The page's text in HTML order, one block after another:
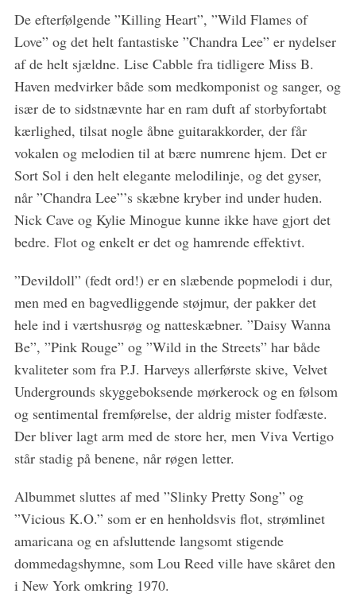
De efterfølgende ”Killing Heart”, ”Wild Flames of
Love” og det helt fantastiske ”Chandra Lee” er nydelser
af de helt sjældne. Lise Cabble fra tidligere Miss B.
Haven medvirker både som medkomponist og sanger, og
især de to sidstnævnte har en ram duft af storbyfortabt
kærlighed, tilsat nogle åbne guitarakkorder, der får
vokalen og melodien til at bære numrene hjem. Det er
Sort Sol i den helt elegante melodilinje, og det gyser,
når ”Chandra Lee”’s skæbne kryber ind under huden.
Nick Cave og Kylie Minogue kunne ikke have gjort det
bedre. Flot og enkelt er det og hamrende effektivt.
”Devildoll” (fedt ord!) er en slæbende popmelodi i dur,
men med en bagvedliggende støjmur, der pakker det
hele ind i værtshusrøg og natteskæbner. ”Daisy Wanna
Be”, ”Pink Rouge” og ”Wild in the Streets” har både
kvaliteter som fra P.J. Harveys allerførste skive, Velvet
Undergrounds skyggeboksende mørkerock og en følsom
og sentimental fremførelse, der aldrig mister fodfæste.
Der bliver lagt arm med de store her, men Viva Vertigo
står stadig på benene, når røgen letter.
Albummet sluttes af med ”Slinky Pretty Song” og
”Vicious K.O.” som er en henholdsvis flot, strømlinet
amaricana og en afsluttende langsomt stigende
dommedagshymne, som Lou Reed ville have skåret den
i New York omkring 1970.